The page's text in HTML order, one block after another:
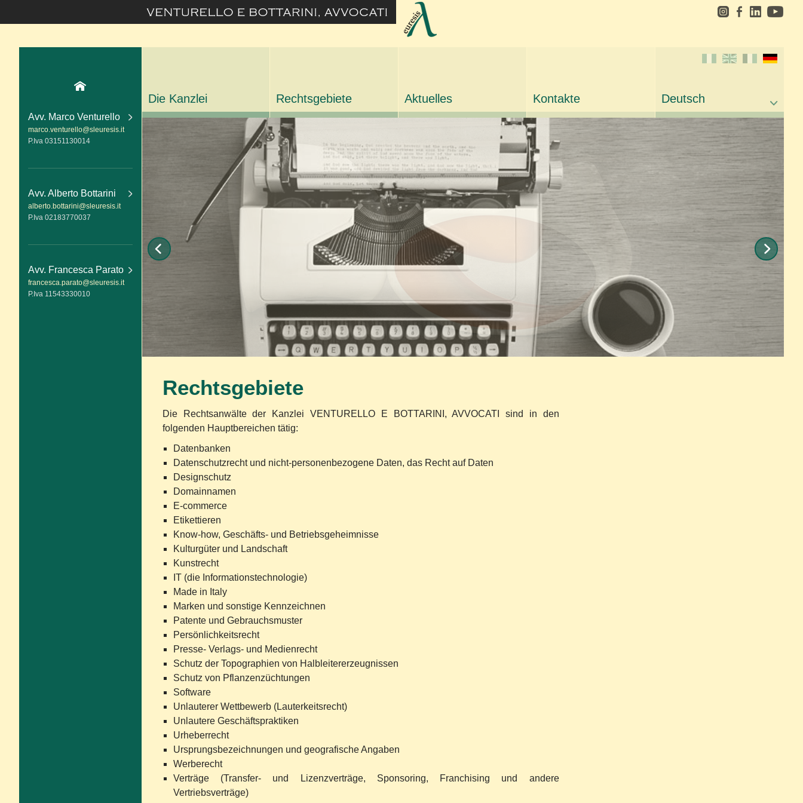
Avv. Marco Venturello
marco.venturello@sleuresis.it
P.Iva 03151130014
Avv. Alberto Bottarini
alberto.bottarini@sleuresis.it
P.Iva 02183770037
Avv. Francesca Parato
francesca.parato@sleuresis.it
P.Iva 11543330010
Die Kanzlei Rechtsgebiete Aktuelles Kontakte Deutsch
Rechtsgebiete
Die Rechtsanwälte der Kanzlei VENTURELLO E BOTTARINI, AVVOCATI sind in den
folgenden Hauptbereichen tätig:
Datenbanken
Datenschutzrecht und nicht-personenbezogene Daten, das Recht auf Daten
Designschutz
Domainnamen
E-commerce
Etikettieren
Know-how, Geschäfts- und Betriebsgeheimnisse
Kulturgüter und Landschaft
Kunstrecht
IT (die Informationstechnologie)
Made in Italy
Marken und sonstige Kennzeichnen
Patente und Gebrauchsmuster
Persönlichkeitsrecht
Presse- Verlags- und Medienrecht
Schutz der Topographien von Halbleitererzeugnissen
Schutz von Pflanzenzüchtungen
Software
Unlauterer Wettbewerb (Lauterkeitsrecht)
Unlautere Geschäftspraktiken
Urheberrecht
Ursprungsbezeichnungen und geografische Angaben
Werberecht
Verträge (Transfer- und Lizenzverträge, Sponsoring, Franchising und andere
Vertriebsverträge)